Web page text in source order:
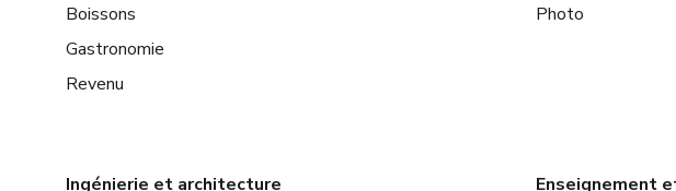
Boissons
Gastronomie
Revenu
Photo
Ingénierie et architecture Enseignement